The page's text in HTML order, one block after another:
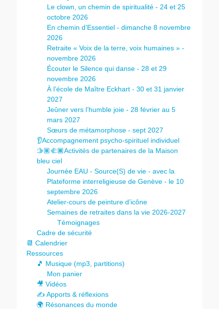
Le clown, un chemin de spiritualité - 24 et 25
octobre 2026
En chemin d’Essentiel - dimanche 8 novembre
2026
Retraite « Voix de la terre, voix humaines » -
novembre 2026
Écouter le Silence qui danse - 28 et 29
novembre 2026
À l’école de Maître Eckhart - 30 et 31 janvier
2027
Jeûner vers l’humble joie - 28 février au 5
mars 2027
Sœurs de métamorphose - sept 2027
👂Accompagnement psycho-spirituel individuel
🫱🏽‍🫲🏾Activités de partenaires de la Maison
bleu ciel
Journée EAU - Source(S) de vie - avec la
Plateforme interreligieuse de Genève - le 10
septembre 2026
Atelier-cours de peinture d’icône
Semaines de retraites dans la vie 2026-2027
Témoignages
Cadre de sécurité
📆 Calendrier
Ressources
🎵 Musique (mp3, partitions)
Mon panier
🎥 Vidéos
✍️ Apports & réflexions
🌍 Résonances du monde